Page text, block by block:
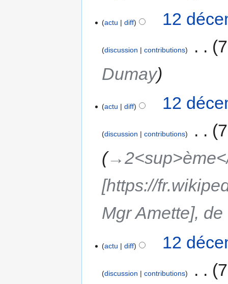
actu diff 12
discussion contributions
Dumay
actu diff 12
discussion contributions
[https://
Mgr Amette],
actu diff 12
discussion contributions